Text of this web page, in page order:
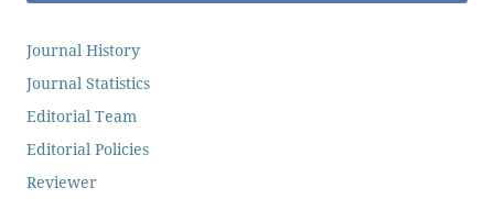
Journal History
Journal Statistics
Editorial Team
Editorial Policies
Reviewer